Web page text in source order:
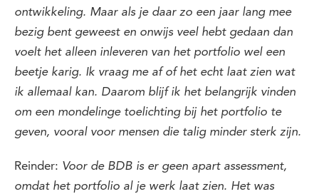
ontwikkeling. Maar als je daar zo een jaar lang mee
bezig bent geweest en onwijs veel hebt gedaan dan
voelt het alleen inleveren van het portfolio wel een
beetje karig. Ik vraag me af of het echt laat zien wat
ik allemaal kan. Daarom blijf ik het belangrijk vinden
om een mondelinge toelichting bij het portfolio te
geven, vooral voor mensen die talig minder sterk zijn.
Reinder: Voor de BDB is er geen apart assessment,
omdat het portfolio al je werk laat zien. Het was